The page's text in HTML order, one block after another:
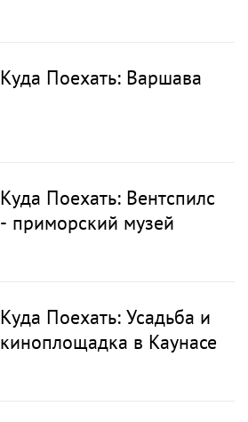
Куда Поехать: Варшава
Куда Поехать: Вентспилс
- приморский музей
Куда Поехать: Усадьба и
киноплощадка в Каунасе